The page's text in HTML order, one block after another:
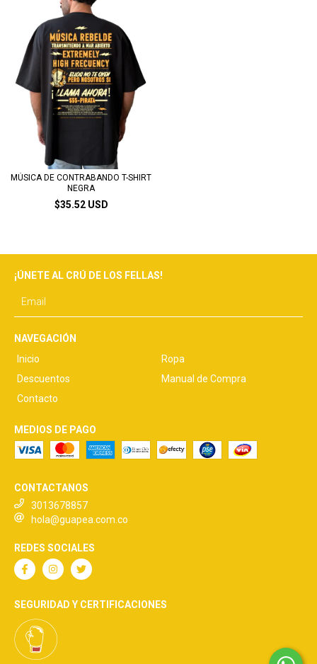
MÚSICA DE CONTRABANDO T-SHIRT
NEGRA
$35.52 USD
¡ÚNETE AL CRÚ DE LOS FELLAS!
NAVEGACIÓN
Inicio
Ropa
Descuentos
Manual de Compra
Contacto
MEDIOS DE PAGO
CONTACTANOS
3013678857
hola@guapea.com.co
REDES SOCIALES
SEGURIDAD Y CERTIFICACIONES